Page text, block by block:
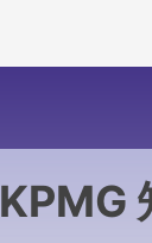
KPMG